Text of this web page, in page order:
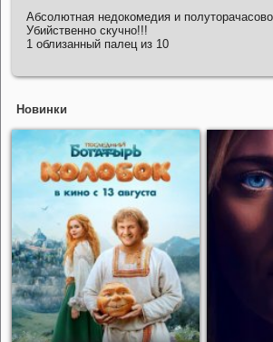
Абсолютная недокомедия и
Убийственно скучно!!!
1 облизанный палец из 10
Новинки